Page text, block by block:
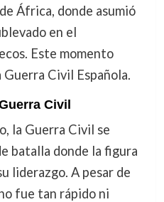
África, donde asumió
en el
Este momento
Civil Española.
Civil
la Guerra Civil se
batalla donde la figura
liderazgo. A pesar de
fue tan rápido ni